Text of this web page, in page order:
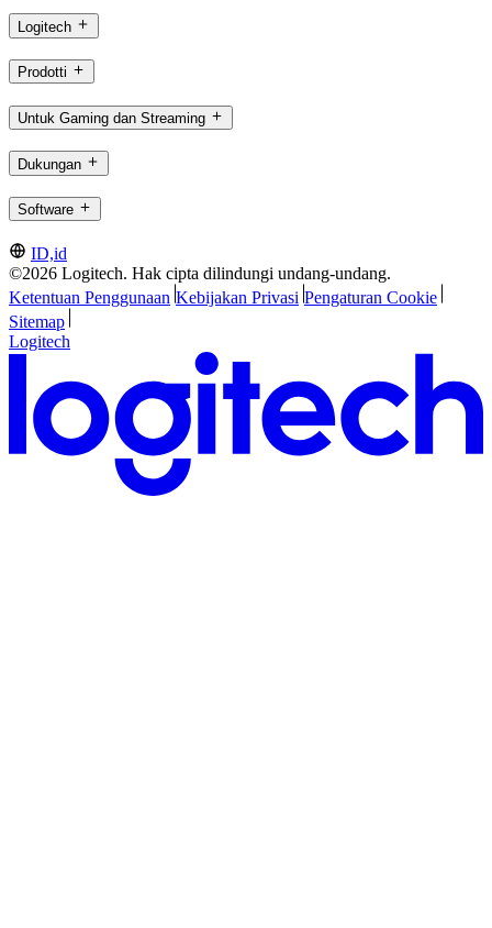
Logitech
Prodotti
Untuk Gaming dan Streaming
Dukungan
Software
ID,id
©2026 Logitech. Hak cipta dilindungi undang-undang.
Ketentuan Penggunaan Kebijakan Privasi Pengaturan Cookie
Sitemap
Logitech